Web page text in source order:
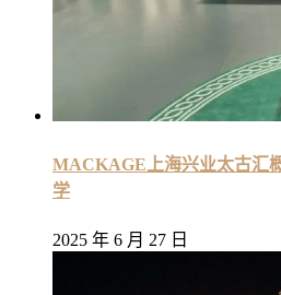
MACKAGE上海兴业太古汇
学
2025 年 6 月 27 日